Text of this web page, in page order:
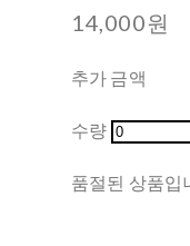
14,000원
추가 금액
수량
품절된 상품입